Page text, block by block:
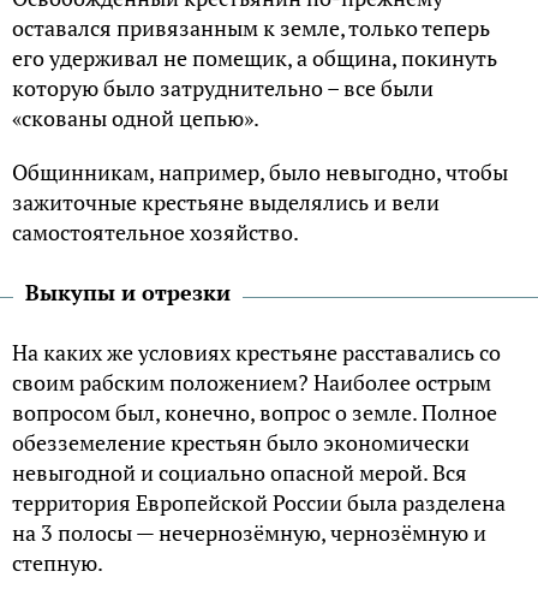
оставался привязанным к земле, только теперь
его удерживал не помещик, а община, покинуть
которую было затруднительно – все были
«скованы одной цепью».
Общинникам, например, было невыгодно, чтобы
зажиточные крестьяне выделялись и вели
самостоятельное хозяйство.
Выкупы и отрезки
На каких же условиях крестьяне расставались со
своим рабским положением? Наиболее острым
вопросом был, конечно, вопрос о земле. Полное
обезземеление крестьян было экономически
невыгодной и социально опасной мерой. Вся
территория Европейской России была разделена
на 3 полосы — нечернозёмную, чернозёмную и
степную.